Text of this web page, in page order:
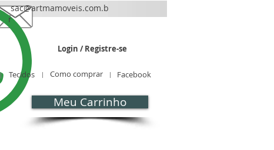
sac@artmamoveis.com.b
r
Login / Registre-se
Tecidos Como comprar Facebook
Meu Carrinho